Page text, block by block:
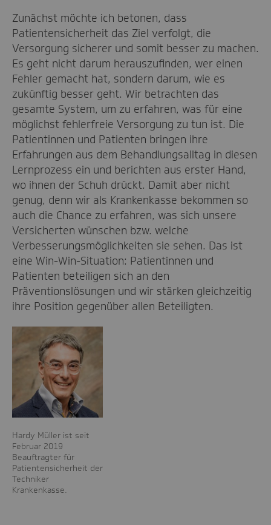
Zunächst möchte ich betonen, dass
Patientensicherheit das Ziel verfolgt, die
Versorgung sicherer und somit besser zu machen.
Es geht nicht darum herauszufinden, wer einen
Fehler gemacht hat, sondern darum, wie es
zukünftig besser geht. Wir betrachten das
gesamte System, um zu erfahren, was für eine
möglichst fehlerfreie Versorgung zu tun ist. Die
Patientinnen und Patienten bringen ihre
Erfahrungen aus dem Behandlungsalltag in diesen
Lernprozess ein und berichten aus erster Hand,
wo ihnen der Schuh drückt. Damit aber nicht
genug, denn wir als Krankenkasse bekommen so
auch die Chance zu erfahren, was sich unsere
Versicherten wünschen bzw. welche
Verbesserungsmöglichkeiten sie sehen. Das ist
eine Win-Win-Situation: Patientinnen und
Patienten beteiligen sich an den
Präventionslösungen und wir stärken gleichzeitig
ihre Position gegenüber allen Beteiligten.
Hardy Müller ist seit
Februar 2019
Beauftragter für
Patientensicherheit der
Techniker
Krankenkasse.